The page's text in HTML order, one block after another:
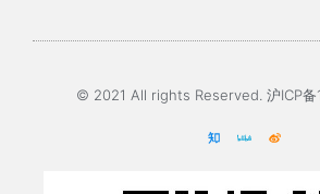
© 2021 All rights Reserved. 沪ICP备